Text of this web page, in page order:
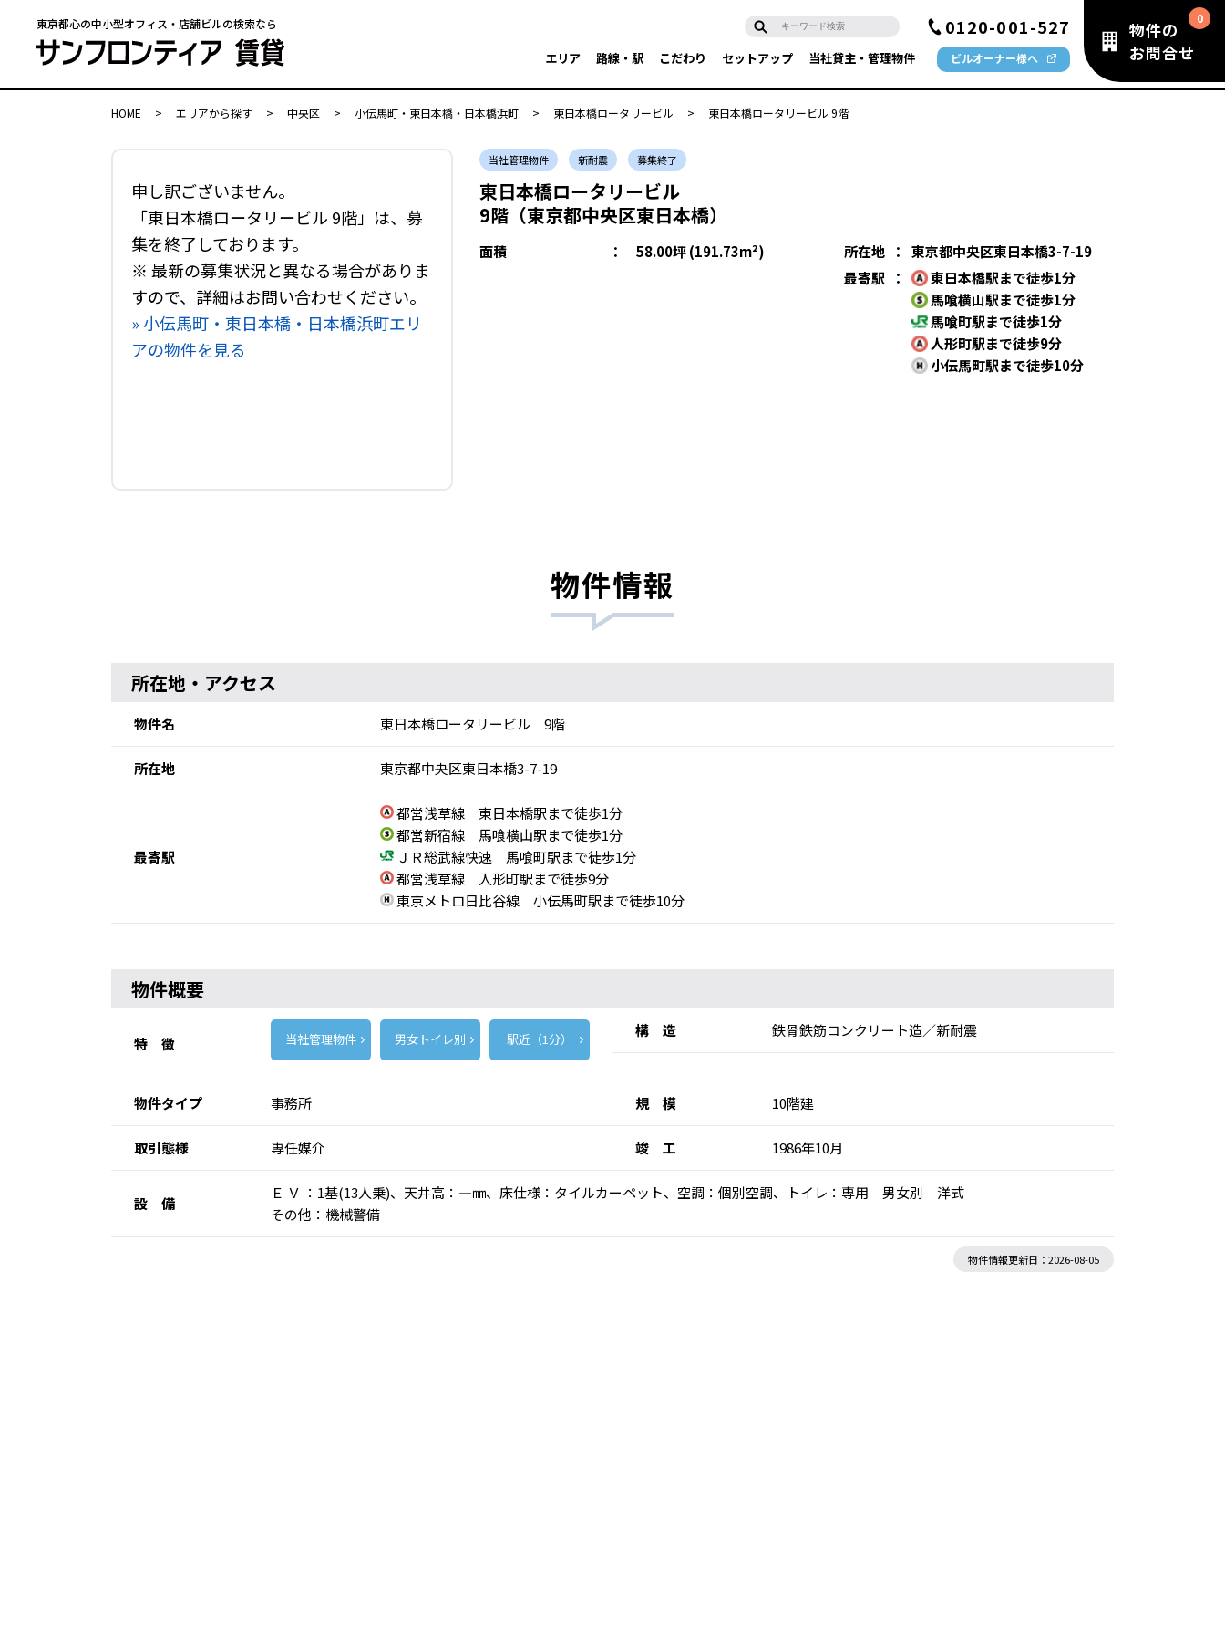
東京都心の中小型オフィス・店舗ビルの検索なら 0120-001-527
エリア 路線・駅 こだわり セットアップ 当社貸主・管理物件 ビルオーナー様へ
物件の
お問合せ
HOME > エリアから探す > 中央区 > 小伝馬町・東日本橋・日本橋浜町 > 東日本橋ロータリービル > 東日本橋ロータリービル 9階
申し訳ございません。
「東日本橋ロータリービル 9階」は、募
集を終了しております。
※ 最新の募集状況と異なる場合がありま
すので、詳細はお問い合わせください。
» 小伝馬町・東日本橋・日本橋浜町エリ
アの物件を見る
当社管理物件 新耐震 募集終了
東日本橋ロータリービル
9階（東京都中央区東日本橋）
面積 ： 58.00坪 (191.73m²) 所在地 ：
東京都中央区東日本橋3-7-19
最寄駅
：
東日本橋駅まで徒歩1分
馬喰横山駅まで徒歩1分
馬喰町駅まで徒歩1分
人形町駅まで徒歩9分
小伝馬町駅まで徒歩10分
物件情報
所在地・アクセス
物件名 東日本橋ロータリービル 9階
所在地 東京都中央区東日本橋3-7-19
最寄駅
都営浅草線 東日本橋駅まで徒歩1分
都営新宿線 馬喰横山駅まで徒歩1分
ＪＲ総武線快速 馬喰町駅まで徒歩1分
都営浅草線 人形町駅まで徒歩9分
東京メトロ日比谷線 小伝馬町駅まで徒歩10分
物件概要
特 徴 当社管理物件 男女トイレ別 駅近（1分） 構 造 鉄骨鉄筋コンクリート造／新耐震
物件タイプ 事務所 規 模 10階建
取引態様 専任媒介 竣 工 1986年10月
設 備
Ｅ Ｖ ：1基(13人乗)、天井高：―㎜、床仕様：タイルカーペット、空調：個別空調、トイレ：専用 男女別 洋式
その他：機械警備
物件情報更新日：2026-08-05